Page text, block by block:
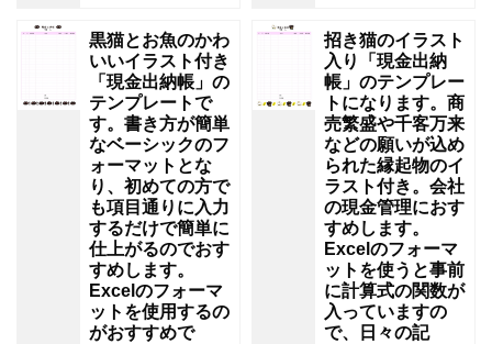
黒猫とお魚のかわ
いいイラスト付き
「現金出納帳」の
テンプレートで
す。書き方が簡単
なベーシックのフ
ォーマットとな
り、初めての方で
も項目通りに入力
するだけで簡単に
仕上がるのでおす
すめします。
Excelのフォーマ
ットを使用するの
がおすすめで
招き猫のイラスト
入り「現金出納
帳」のテンプレー
トになります。商
売繁盛や千客万来
などの願いが込め
られた縁起物のイ
ラスト付き。会社
の現金管理におす
すめします。
Excelのフォーマ
ットを使うと事前
に計算式の関数が
入っていますの
で、日々の記